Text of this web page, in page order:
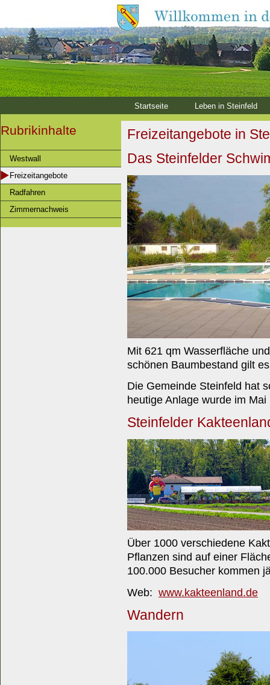
Startseite Leben in Steinfeld
Rubrikinhalte
Westwall
Freizeitangebote
Radfahren
Zimmernachweis
Freizeitangebote in
Das Steinfelder
Mit 621 qm Wasserfläche
schönen Baumbestand gilt
Die Gemeinde Steinfeld hat
heutige Anlage wurde im
Steinfelder
Über 1000 verschiedene
Pflanzen sind auf einer
100.000 Besucher kommen
Web: www.kakteenland.de
Wandern